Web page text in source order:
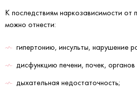
К последствиям наркозависимости от
можно отнести:
гипертонию, инсульты, нарушение
дисфункцию печени, почек, органов
дыхательная недостаточность;